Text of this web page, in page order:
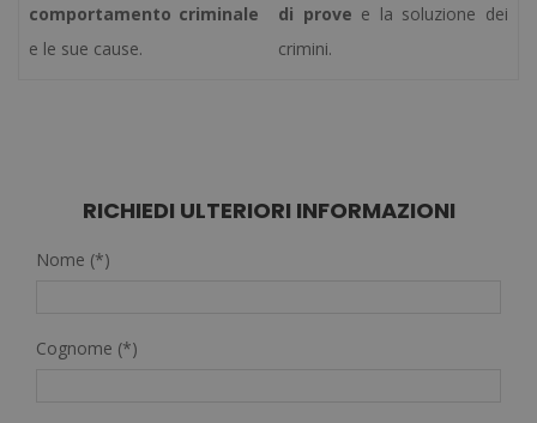
comportamento criminale
e le sue cause.
di prove e la soluzione dei
crimini.
RICHIEDI ULTERIORI INFORMAZIONI
Nome (*)
Cognome (*)